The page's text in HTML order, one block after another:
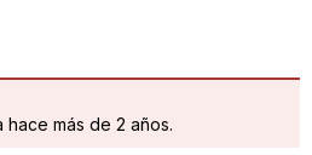
hace más de 2 años.